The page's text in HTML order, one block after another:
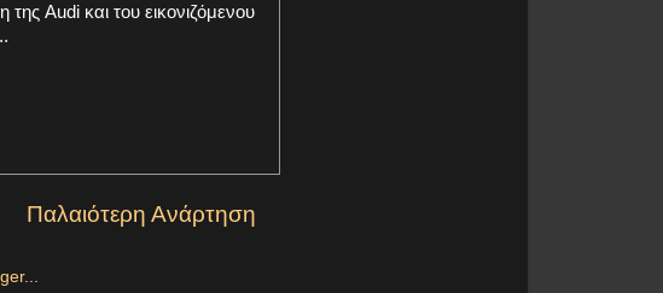
Audi και του εικονιζόμενου
Παλαιότερη Ανάρτηση